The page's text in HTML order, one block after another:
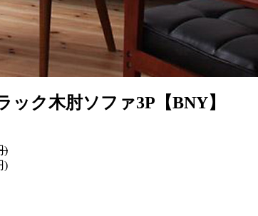
ック木肘ソファ3P【BNY】
)
)